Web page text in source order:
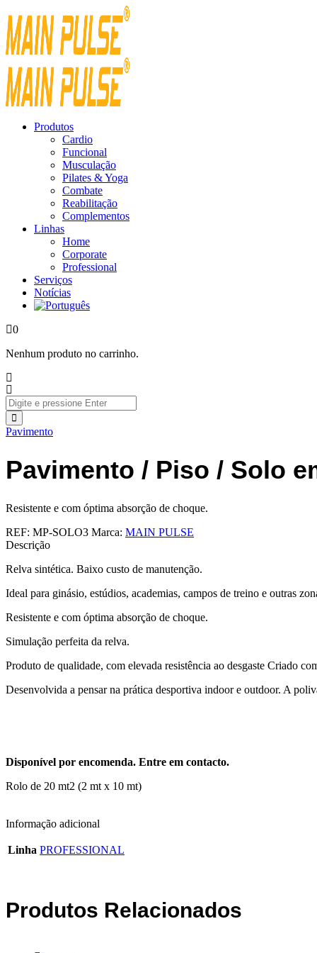
Produtos
Cardio
Funcional
Musculação
Pilates & Yoga
Combate
Reabilitação
Complementos
Linhas
Home
Corporate
Professional
Serviços
Notícias
0
Nenhum produto no carrinho.
Pavimento
Pavimento / Piso / Solo
Resistente e com óptima absorção de choque.
REF: MP-SOLO3 Marca: MAIN PULSE
Descrição
Relva sintética. Baixo custo de manutenção.
Ideal para ginásio, estúdios, academias, campos de treino e outras
Resistente e com óptima absorção de choque.
Simulação perfeita da relva.
Produto de qualidade, com elevada resistência ao desgaste Criado
Desenvolvida a pensar na prática desportiva indoor e outdoor. A
Disponível por encomenda. Entre em contacto.
Rolo de 20 mt2 (2 mt x 10 mt)
Informação adicional
Linha PROFESSIONAL
Produtos Relacionados